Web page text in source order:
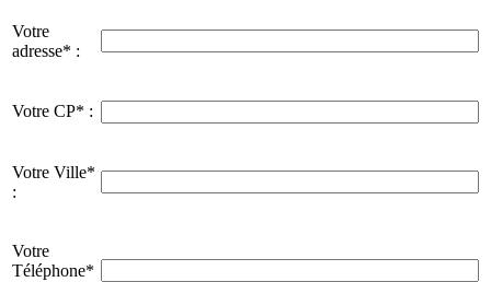
Votre
adresse* :
Votre CP* :
Votre Ville*
:
Votre
Téléphone*